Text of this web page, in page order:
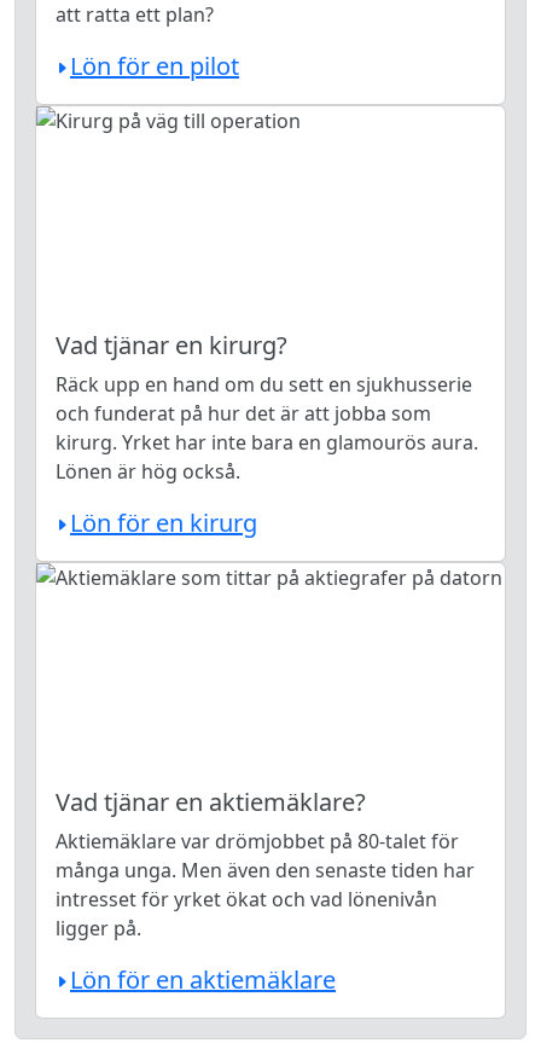
att ratta ett plan?
Lön för en pilot
Vad tjänar en kirurg?
Räck upp en hand om du sett en sjukhusserie
och funderat på hur det är att jobba som
kirurg. Yrket har inte bara en glamourös aura.
Lönen är hög också.
Lön för en kirurg
Vad tjänar en aktiemäklare?
Aktiemäklare var drömjobbet på 80-talet för
många unga. Men även den senaste tiden har
intresset för yrket ökat och vad lönenivån
ligger på.
Lön för en aktiemäklare